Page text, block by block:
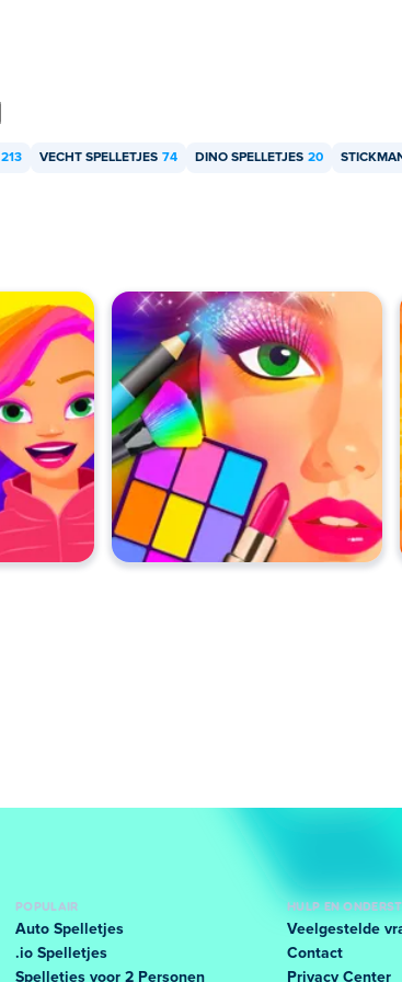
213 VECHT SPELLETJES 74 DINO SPELLETJES 20
POPULAIR
Auto Spelletjes
.io Spelletjes
Spelletjes voor 2 Personen
HULP EN
Veelgestelde
Contact
Privacy Center